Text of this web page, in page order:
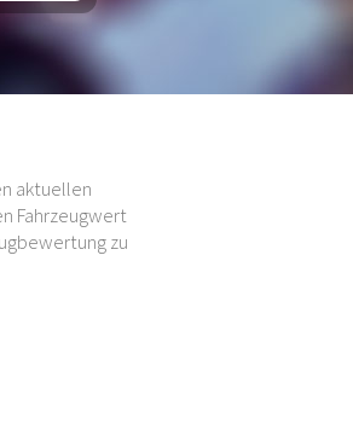
aktuellen
Fahrzeugwert
zu